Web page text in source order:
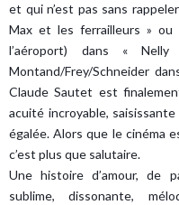
et qui n’est pas sans
Max et les ferrailleurs » ou
l’aéroport) dans «
Montand/Frey/Schneider
Claude Sautet est
acuité incroyable,
égalée. Alors que le cinéma
c’est plus que salutaire.
Une histoire d’amour, de
sublime, dissonante,